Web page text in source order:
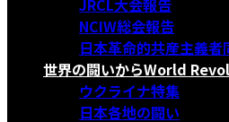
JRCL大会報告
NCIW総会報告
日本革命的共産主義者
世界の闘いからWorld
ウクライナ特集
日本各地の闘い